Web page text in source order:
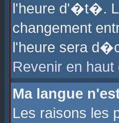
l'heure d'�t�.
changement
l'heure sera
Revenir en haut
Ma langue
Les raisons les